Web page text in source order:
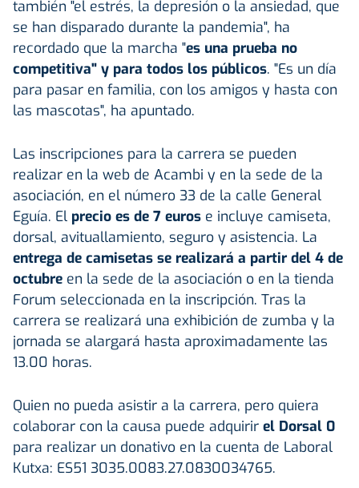
también "el estrés, la depresión o la ansiedad, que
se han disparado durante la pandemia", ha
recordado que la marcha "es una prueba no
competitiva" y para todos los públicos. "Es un día
para pasar en familia, con los amigos y hasta con
las mascotas", ha apuntado.
Las inscripciones para la carrera se pueden
realizar en la web de Acambi y en la sede de la
asociación, en el número 33 de la calle General
Eguía. El precio es de 7 euros e incluye camiseta,
dorsal, avituallamiento, seguro y asistencia. La
entrega de camisetas se realizará a partir del 4 de
octubre en la sede de la asociación o en la tienda
Forum seleccionada en la inscripción. Tras la
carrera se realizará una exhibición de zumba y la
jornada se alargará hasta aproximadamente las
13.00 horas.
Quien no pueda asistir a la carrera, pero quiera
colaborar con la causa puede adquirir el Dorsal 0
para realizar un donativo en la cuenta de Laboral
Kutxa: ES51 3035.0083.27.0830034765.